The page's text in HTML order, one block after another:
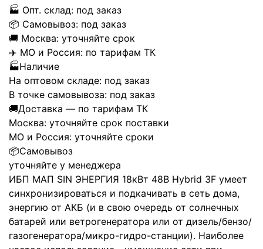
🏭 Опт. склад: под заказ
📦 Самовывоз: под заказ
🚚 Москва: уточняйте срок
✈️ МО и Россия: по тарифам ТК
🏭Наличие
На оптовом складе: под заказ
В точке самовывоза: под заказ
🚚Доставка — по тарифам ТК
Москва: уточняйте срок поставки
МО и Россия: уточняйте сроки
📦Самовывоз
уточняйте у менеджера
ИБП МАП SIN ЭНЕРГИЯ 18кВт 48В Hybrid 3F умеет
синхронизироваться и подкачивать в сеть дома,
энергию от АКБ (и в свою очередь от солнечных
батарей или ветрогенератора или от дизель/бензо/
газогенератора/микро-гидро-станции). Наиболее